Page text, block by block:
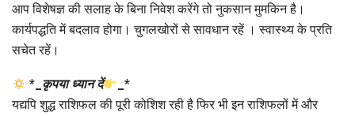
आप विशेषज्ञ की सलाह के बिना निवेश करेंगे तो नुकसान मुमकिन है।
कार्यपद्धति में बदलाव होगा। चुगलखोरों से सावधान रहें । स्वास्थ्य के प्रति
सचेत रहें।
* कृपया ध्यान दें _*
यद्यपि शुद्ध राशिफल की पूरी कोशिश रही है फिर भी इन राशिफलों में और